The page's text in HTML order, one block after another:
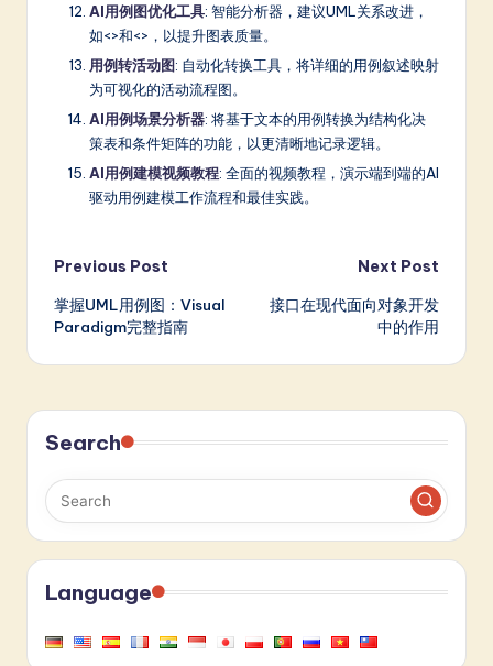
AI用例图优化工具: 智能分析器，建议UML关系改进，
如<>和<>，以提升图表质量。
用例转活动图: 自动化转换工具，将详细的用例叙述映射
为可视化的活动流程图。
AI用例场景分析器: 将基于文本的用例转换为结构化决
策表和条件矩阵的功能，以更清晰地记录逻辑。
AI用例建模视频教程: 全面的视频教程，演示端到端的AI
驱动用例建模工作流程和最佳实践。
Post
navigation
Previous Post
掌握UML用例图：Visual
Paradigm完整指南
Next Post
接口在现代面向对象开发
中的作用
Search
Language